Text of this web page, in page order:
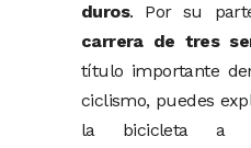
duros. Por su
carrera de tres
título importante
ciclismo, puedes
la bicicleta a